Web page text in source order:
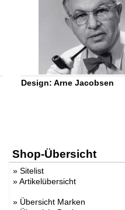
Design: Arne Jacobsen
Shop-Übersicht
» Sitelist
»Artikelübersicht
» Übersicht Marken